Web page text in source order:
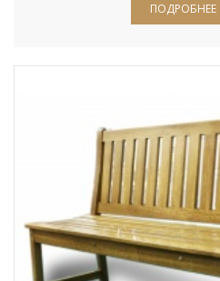
ПОДРОБНЕЕ